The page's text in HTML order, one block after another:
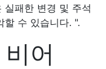
실패한 변경 및 주석
할 수 있습니다. ".
어